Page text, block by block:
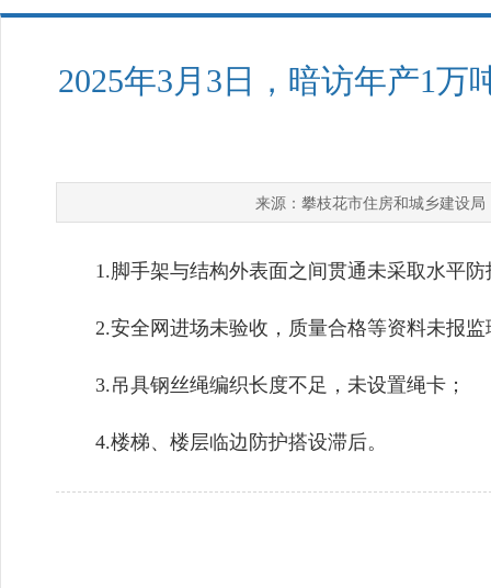
2025年3月3日，暗访年产1
来源： 攀枝花市住房和城乡建设局
1.脚手架与结构外表面之间贯通未采取水平防
2.安全网进场未验收，质量合格等资料未报监
3.吊具钢丝绳编织长度不足，未设置绳卡；
4.楼梯、楼层临边防护搭设滞后。